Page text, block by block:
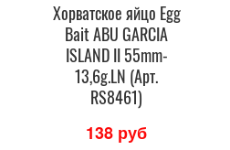
Хорватское яйцо Egg
Bait ABU GARCIA
ISLAND II 55mm-
13,6g.LN (Арт.
RS8461)
138 руб